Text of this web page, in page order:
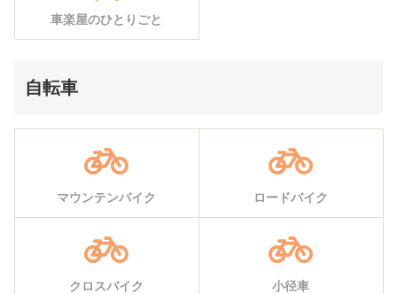
車楽屋のひとりごと
自転車
マウンテンバイク ロードバイク
クロスバイク 小径車